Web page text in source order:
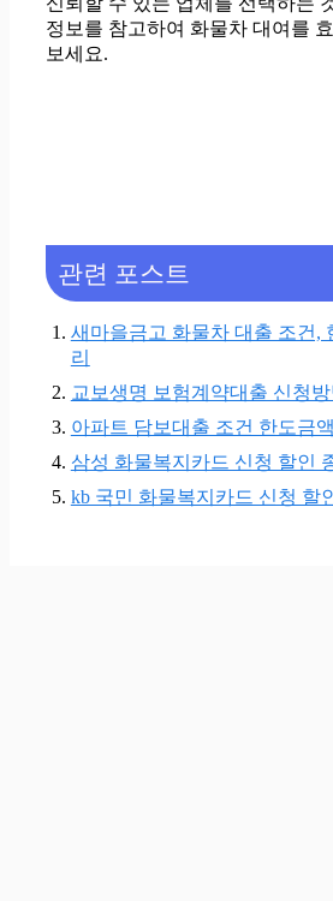
정보를 참고하여 화물차 대여를
보세요.
관련 포스트
새마을금고 화물차 대출 조건,
리
교보생명 보험계약대출 신청방
아파트 담보대출 조건 한도금액
삼성 화물복지카드 신청 할인
kb 국민 화물복지카드 신청 할